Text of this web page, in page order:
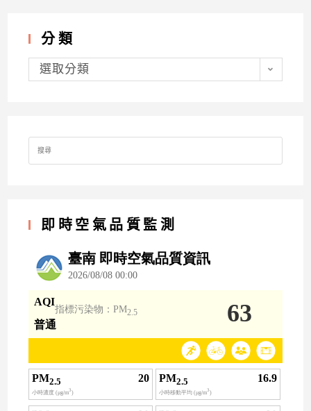
分類
分
類選取分類
Search
for:
即時空氣品質監測